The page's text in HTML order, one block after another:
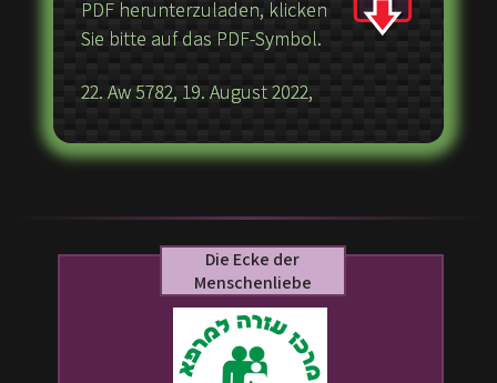
PDF herunterzuladen, klicken
Sie bitte auf das PDF-Symbol.
22. Aw 5782, 19. August 2022,
Die Ecke der
Menschenliebe